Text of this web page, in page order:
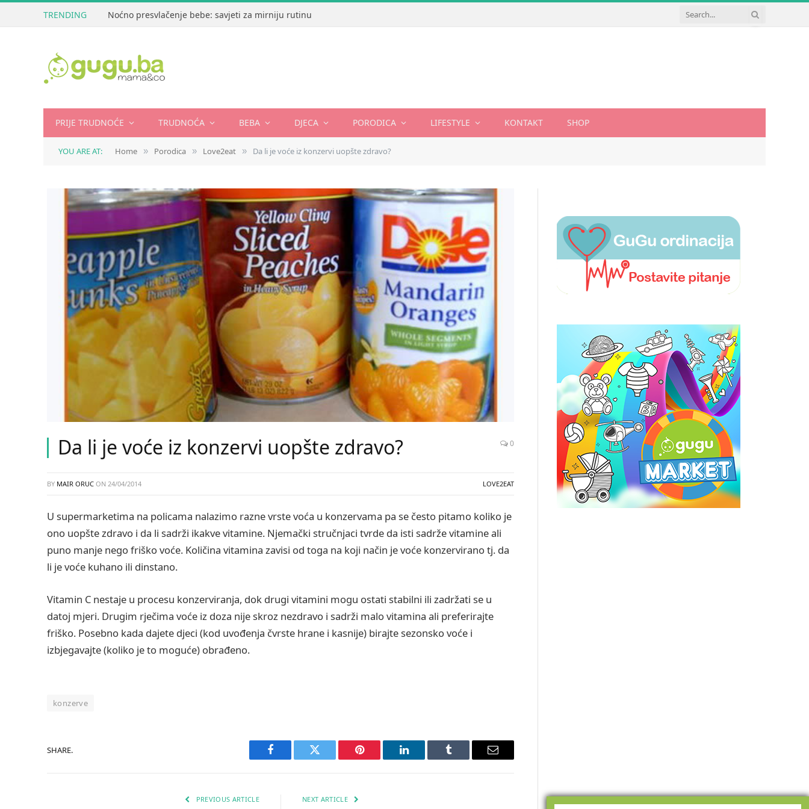
TRENDING Noćno presvlačenje bebe: savjeti za mirniju rutinu
PRIJE TRUDNOĆE TRUDNOĆA BEBA DJECA PORODICA LIFESTYLE KONTAKT SHOP
YOU ARE AT: Home » Porodica » Love2eat » Da li je voće iz konzervi uopšte zdravo?
Da li je voće iz konzervi uopšte zdravo? 0
BY MAIR ORUC ON 24/04/2014 LOVE2EAT
U supermarketima na policama nalazimo razne vrste voća u konzervama pa se često pitamo koliko je
ono uopšte zdravo i da li sadrži ikakve vitamine. Njemački stručnjaci tvrde da isti sadrže vitamine ali
puno manje nego friško voće. Količina vitamina zavisi od toga na koji način je voće konzervirano tj. da
li je voće kuhano ili dinstano.
Vitamin C nestaje u procesu konzerviranja, dok drugi vitamini mogu ostati stabilni ili zadržati se u
datoj mjeri. Drugim rječima voće iz doza nije skroz nezdravo i sadrži malo vitamina ali preferirajte
friško. Posebno kada dajete djeci (kod uvođenja čvrste hrane i kasnije) birajte sezonsko voće i
izbjegavajte (koliko je to moguće) obrađeno.
konzerve
SHARE.
Facebook Twitter Pinterest LinkedIn Tumblr Email
PREVIOUS ARTICLE NEXT ARTICLE